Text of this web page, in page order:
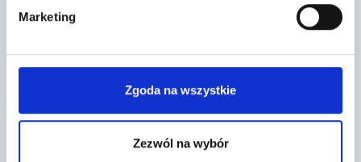
Marketing
Zgoda na wszystkie
Zezwól na wybór